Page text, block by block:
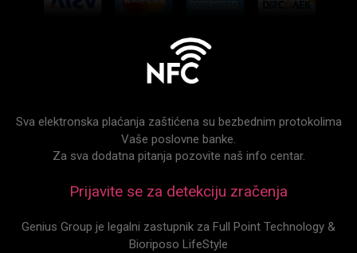
Sva elektronska plaćanja zaštićena su bezbednim protokolima
Vaše poslovne banke.
Za sva dodatna pitanja pozovite naš info centar.
Prijavite se za detekciju zračenja
Genius Group je legalni zastupnik za Full Point Technology &
Bioriposo LifeStyle